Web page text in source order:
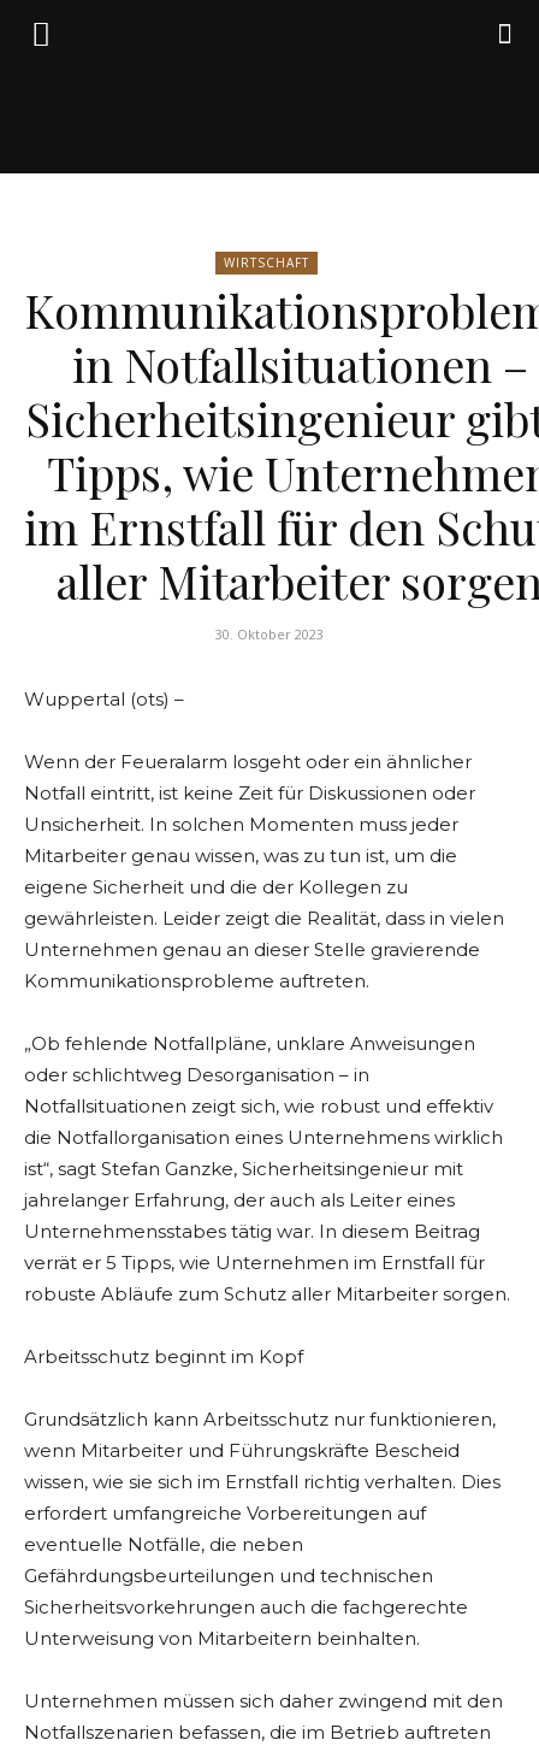
Friedrich
von
Weik
WIRTSCHAFT
in Notfallsituationen –
Sicherheitsingenieur
Tipps, wie
im Ernstfall für den
aller Mitarbeiter
30. Oktober 2023
Wuppertal (ots) –
Wenn der Feueralarm losgeht oder ein ähnlicher
Notfall eintritt, ist keine Zeit für Diskussionen oder
Unsicherheit. In solchen Momenten muss jeder
Mitarbeiter genau wissen, was zu tun ist, um die
eigene Sicherheit und die der Kollegen zu
gewährleisten. Leider zeigt die Realität, dass in vielen
Unternehmen genau an dieser Stelle gravierende
Kommunikationsprobleme auftreten.
„Ob fehlende Notfallpläne, unklare Anweisungen
oder schlichtweg Desorganisation – in
Notfallsituationen zeigt sich, wie robust und effektiv
die Notfallorganisation eines Unternehmens wirklich
ist“, sagt Stefan Ganzke, Sicherheitsingenieur mit
jahrelanger Erfahrung, der auch als Leiter eines
Unternehmensstabes tätig war. In diesem Beitrag
verrät er 5 Tipps, wie Unternehmen im Ernstfall für
robuste Abläufe zum Schutz aller Mitarbeiter sorgen.
Arbeitsschutz beginnt im Kopf
Grundsätzlich kann Arbeitsschutz nur funktionieren,
wenn Mitarbeiter und Führungskräfte Bescheid
wissen, wie sie sich im Ernstfall richtig verhalten. Dies
erfordert umfangreiche Vorbereitungen auf
eventuelle Notfälle, die neben
Gefährdungsbeurteilungen und technischen
Sicherheitsvorkehrungen auch die fachgerechte
Unterweisung von Mitarbeitern beinhalten.
Unternehmen müssen sich daher zwingend mit den
Notfallszenarien befassen, die im Betrieb auftreten